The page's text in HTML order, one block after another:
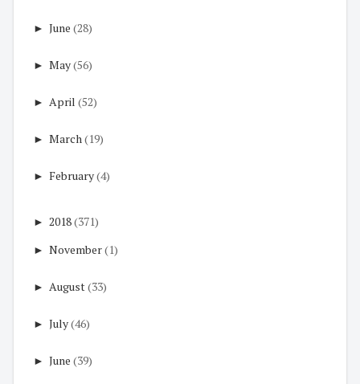
► June (28)
► May(56)
► April (52)
► March(19)
► February(4)
► 2018(371)
► November(1)
► August(33)
► July(46)
► June (39)